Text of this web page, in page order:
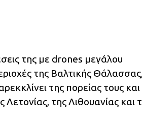
της με drones μεγάλου
της Βαλτικής
της πορείας τους και
της Λιθουανίας και